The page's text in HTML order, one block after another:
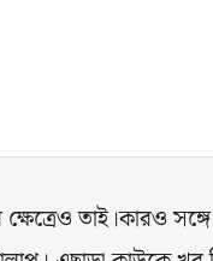
তাই।কারও